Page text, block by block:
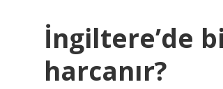
İngiltere’de
harcanır?